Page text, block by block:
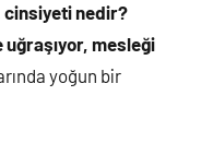
cinsiyeti nedir?
mesleği
yoğun bir